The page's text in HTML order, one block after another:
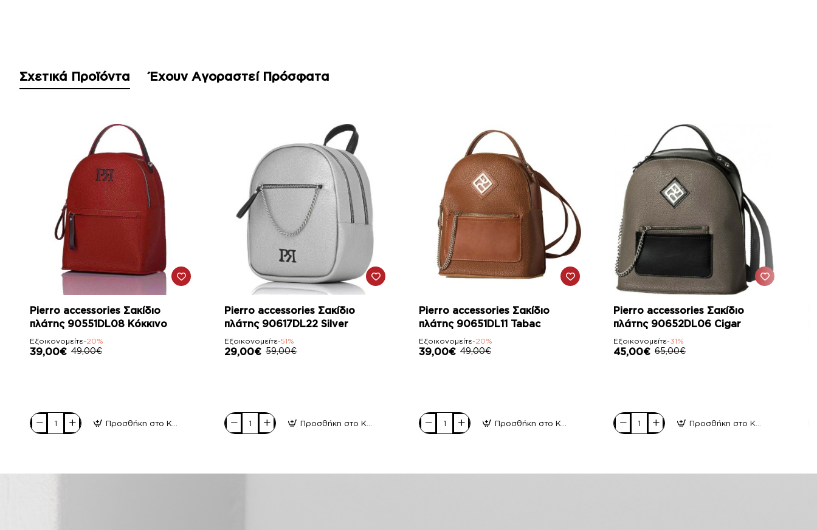
Σχετικά Προϊόντα Έχουν Αγοραστεί Πρόσφατα
-20%
Pierro accessories Σακίδιο
πλάτης 90551DL08 Κόκκινο
Εξοικονομείτε-20%
39,00€ 49,00€
Pierro
accessories
Κόκκινο
Προσθήκη στο Καλάθι
-51%
Pierro accessories Σακίδιο
πλάτης 90617DL22 Silver
Εξοικονομείτε-51%
29,00€ 59,00€
Pierro
accessories
Silver
Προσθήκη στο Καλάθι
-20%
Pierro accessories Σακίδιο
πλάτης 90651DL11 Tabac
Εξοικονομείτε-20%
39,00€ 49,00€
Pierro
accessories
Tabac
Προσθήκη στο Καλάθι
-31%
Pierro accessories Σακίδιο
πλάτης 90652DL06 Cigar
Εξοικονομείτε-31%
45,00€ 65,00€
Pierro
accessories
Cigar
Προσθήκη στο Καλάθι